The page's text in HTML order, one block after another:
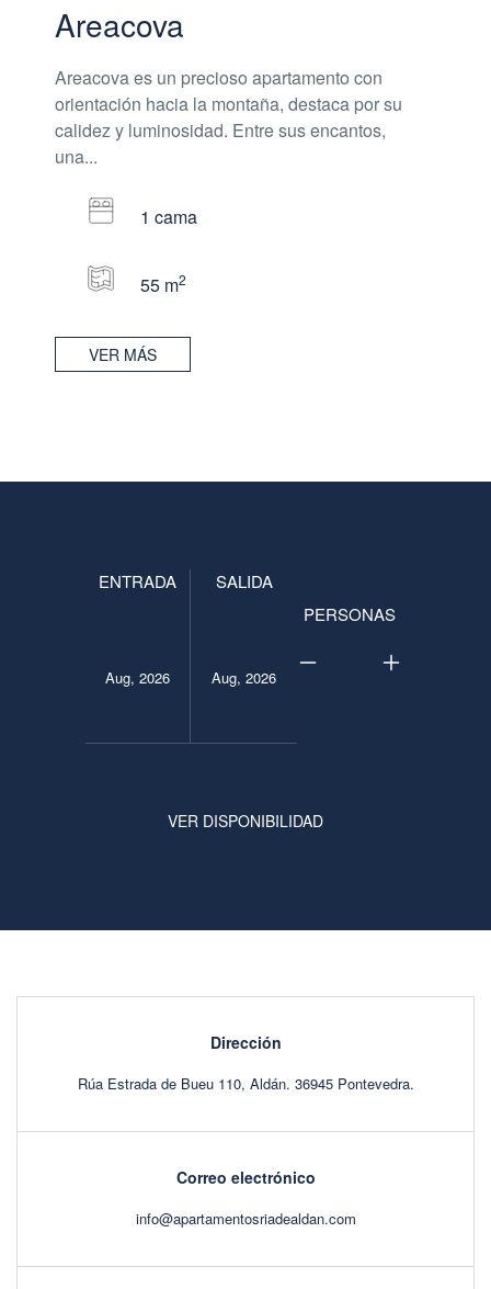
Areacova
Areacova es un precioso apartamento con
orientación hacia la montaña, destaca por su
calidez y luminosidad. Entre sus encantos,
una...
1 cama
55 m2
VER MÁS
ENTRADA
Aug, 2026
SALIDA
Aug, 2026
PERSONAS
VER DISPONIBILIDAD
Dirección
Rúa Estrada de Bueu 110, Aldán. 36945 Pontevedra.
Correo electrónico
info@apartamentosriadealdan.com